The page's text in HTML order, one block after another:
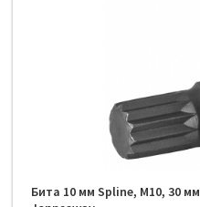
Бита 10 мм Spline, М10, 30